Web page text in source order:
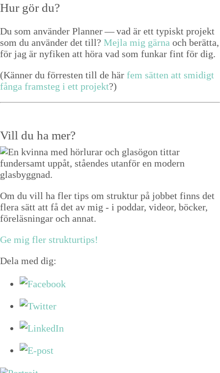
Hur gör du?
Du som använ­der Plan­ner — vad är ett typiskt pro­jekt
som du använ­der det till? Mejla mig gär­na och berät­ta,
för jag är nyfiken att höra vad som funkar fint för dig.
(Kän­ner du för­resten till de här fem sät­ten att smidigt
fån­ga fram­steg i ett pro­jekt?)
Vill du ha mer?
Om du vill ha fler tips om struktur på jobbet finns det
flera sätt att få det av mig - i poddar, videor, böcker,
föreläsningar och annat.
Ge mig fler strukturtips!
Dela med dig: